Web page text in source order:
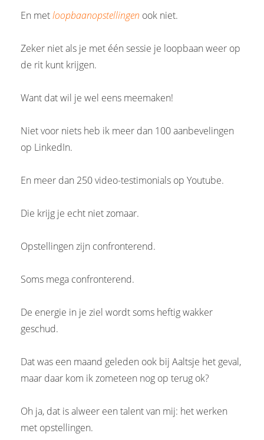
En metloopbaanopstellingen ook niet.
Zeker niet als je met één sessie je loopbaan weer op
de rit kunt krijgen.
Want dat wil je wel eens meemaken!
Niet voor niets heb ik meer dan 100 aanbevelingen
op LinkedIn.
En meer dan 250 video-testimonials op Youtube.
Die krijg je echt niet zomaar.
Opstellingen zijn confronterend.
Soms mega confronterend.
De energie in je ziel wordt soms heftig wakker
geschud.
Dat was een maand geleden ook bij Aaltsje het geval,
maar daar kom ik zometeen nog op terug ok?
Oh ja, dat is alweer een talent van mij: het werken
met opstellingen.